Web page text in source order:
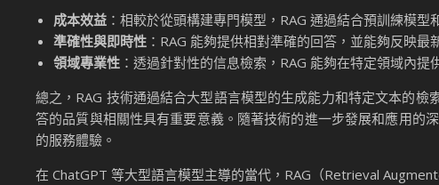
成本效益 ：相較於從頭構建專門模型，RAG 通過結合預訓練模
準確性與即時性 ：RAG 能夠提供相對準確的回答，並能夠反映
領域專業性 ：透過針對性的信息檢索，RAG 能夠在特定領域內提
總之，RAG 技術通過結合大型語言模型的生成能力和特定文本的
答的品質與相關性具有重要意義。隨著技術的進一步發展和應用的
的服務體驗。
在 ChatGPT 等大型語言模型主導的當代，RAG（Retrieval